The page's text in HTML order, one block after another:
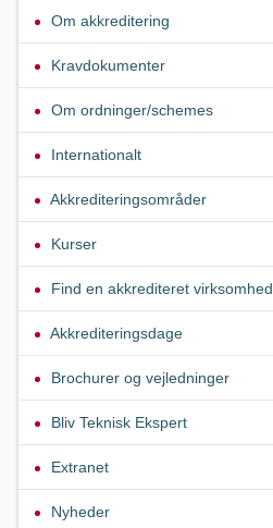
Om akkreditering
Kravdokumenter
Om ordninger/schemes
Internationalt
Akkrediteringsområder
Kurser
Find en akkrediteret virksomhed
Akkrediteringsdage
Brochurer og vejledninger
Bliv Teknisk Ekspert
Extranet
Nyheder